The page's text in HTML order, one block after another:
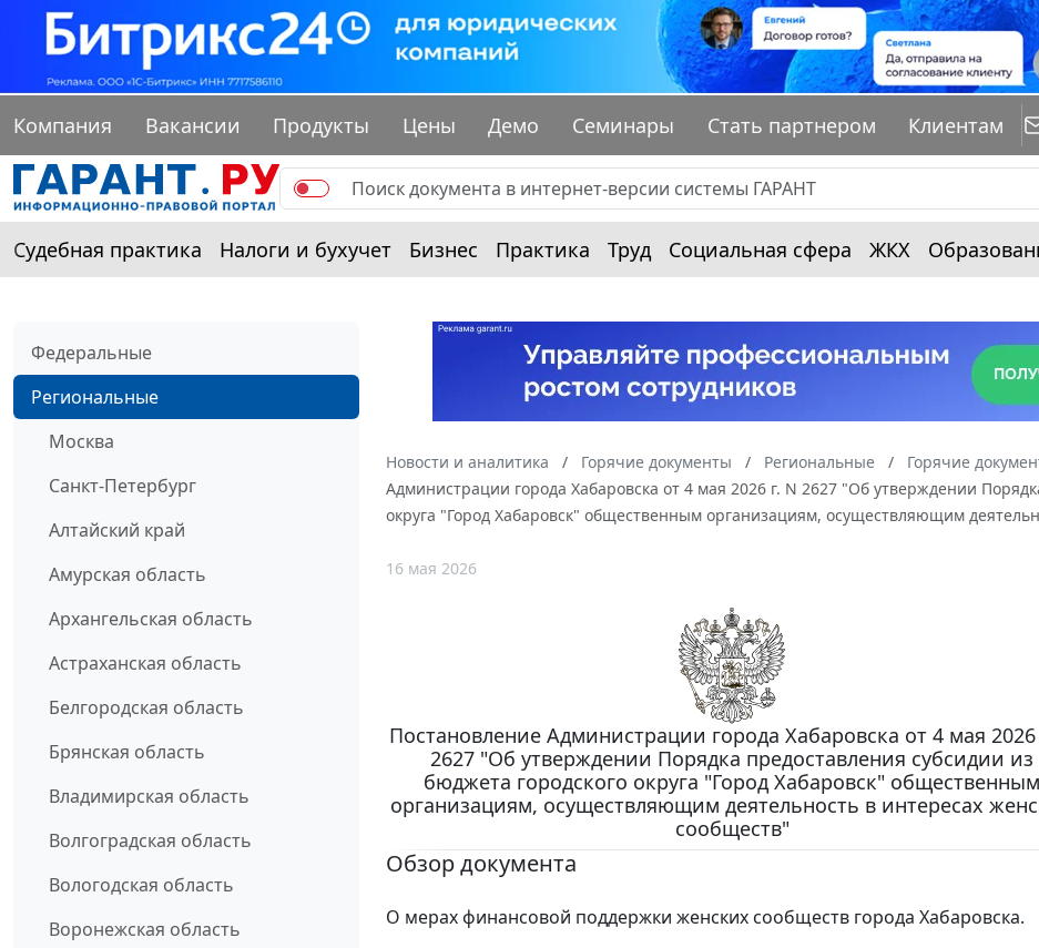
Компания Вакансии Продукты Цены Демо Семинары Стать партнером Клиентам
Судебная практика Налоги и бухучет Бизнес Практика Труд Социальная сфера ЖКХ
Федеральные
Региональные
Москва
Санкт-Петербург
Алтайский край
Амурская область
Архангельская область
Астраханская область
Белгородская область
Брянская область
Владимирская область
Волгоградская область
Вологодская область
Воронежская область
Новости и аналитика Горячие документы Региональные Горячие
Администрации города Хабаровска от 4 мая 2026 г. N 2627 "Об утверждении
округа "Город Хабаровск" общественным организациям, осуществляющим
16 мая 2026
Постановление Администрации города Хабаровска от 4 мая 2026
2627 "Об утверждении Порядка предоставления субсидии из
бюджета городского округа "Город Хабаровск" общественным
организациям, осуществляющим деятельность в интересах
сообществ"
Обзор документа
О мерах финансовой поддержки женских сообществ города Хабаровска.